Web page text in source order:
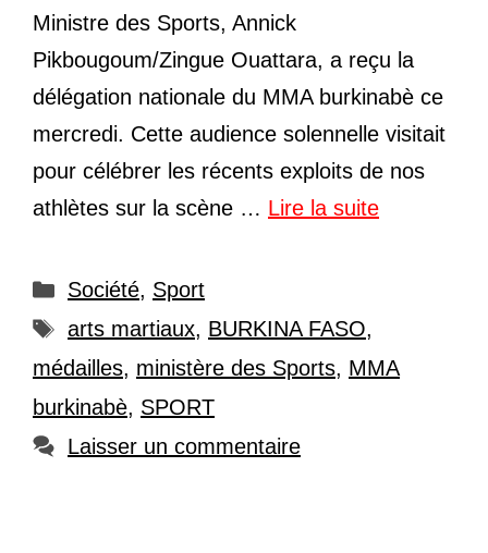
Ministre des Sports, Annick
Pikbougoum/Zingue Ouattara, a reçu la
délégation nationale du MMA burkinabè ce
mercredi. Cette audience solennelle visitait
pour célébrer les récents exploits de nos
athlètes sur la scène … Lire la suite
Catégories
Société, Sport
Étiquettes
arts martiaux, BURKINA FASO,
médailles, ministère des Sports, MMA
burkinabè, SPORT
Laisser un commentaire